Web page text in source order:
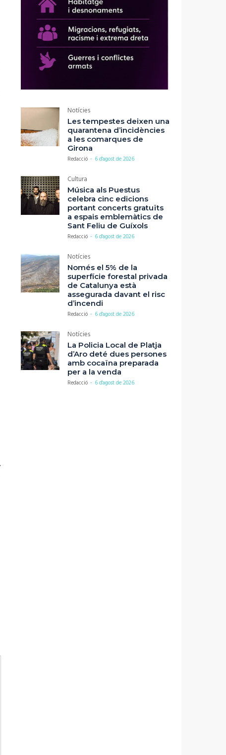
Notícies
Les tempestes deixen una
quarantena d’incidències
a les comarques de
Girona
Redacció - 6 d'agost de 2026
Cultura
Música als Puestus
celebra cinc edicions
portant concerts gratuïts
a espais emblemàtics de
Sant Feliu de Guíxols
Redacció - 6 d'agost de 2026
Notícies
Només el 5% de la
superfície forestal privada
de Catalunya està
assegurada davant el risc
d’incendi
Redacció - 6 d'agost de 2026
Notícies
La Policia Local de Platja
d’Aro deté dues persones
amb cocaïna preparada
per a la venda
Redacció - 6 d'agost de 2026